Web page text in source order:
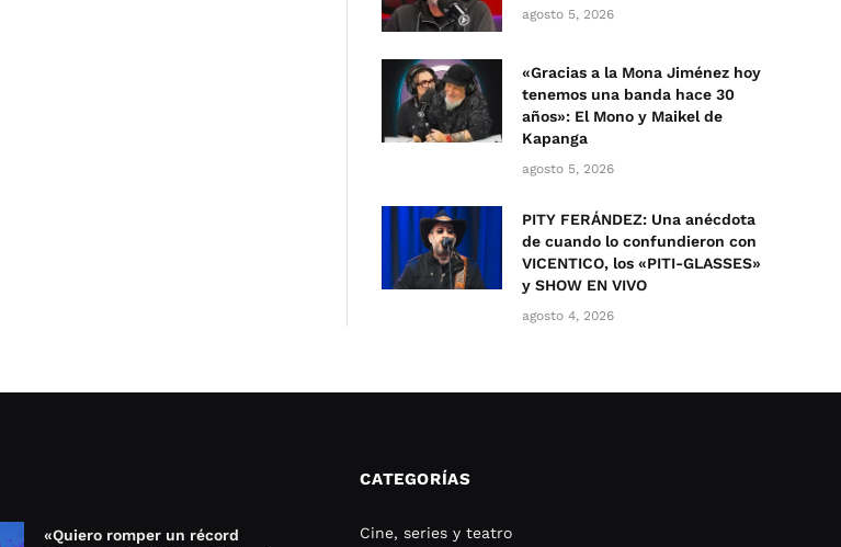
agosto 5, 2026
«Gracias a la Mona Jiménez hoy
tenemos una banda hace 30
años»: El Mono y Maikel de
Kapanga
agosto 5, 2026
PITY FERÁNDEZ: Una anécdota
de cuando lo confundieron con
VICENTICO, los «PITI-GLASSES»
y SHOW EN VIVO
agosto 4, 2026
«Quiero romper un récord
CATEGORÍAS
Cine, series y teatro